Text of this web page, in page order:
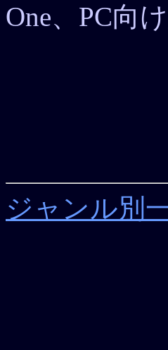
One、PC向
ジャンル別